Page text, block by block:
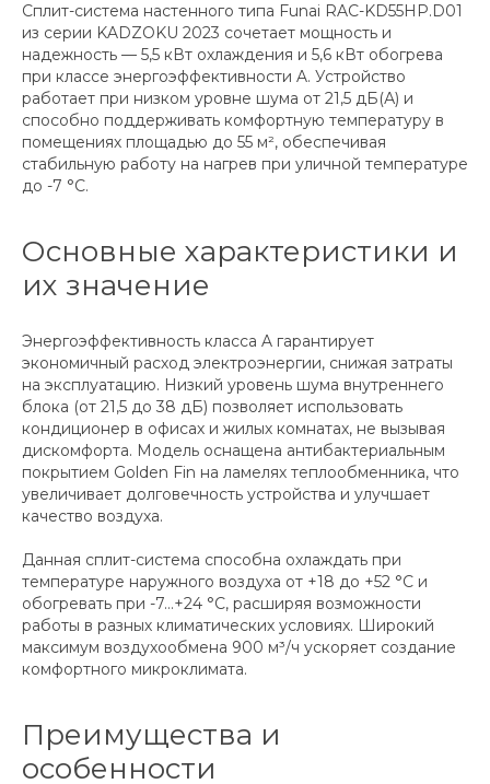
Сплит-система настенного типа Funai RAC-KD55HP.D01
из серии KADZOKU 2023 сочетает мощность и
надежность — 5,5 кВт охлаждения и 5,6 кВт обогрева
при классe энергоэффективности A. Устройство
работает при низком уровне шума от 21,5 дБ(А) и
способно поддерживать комфортную температуру в
помещениях площадью до 55 м², обеспечивая
стабильную работу на нагрев при уличной температуре
до -7 °C.
Основные характеристики и
их значение
Энергоэффективность класса A гарантирует
экономичный расход электроэнергии, снижая затраты
на эксплуатацию. Низкий уровень шума внутреннего
блока (от 21,5 до 38 дБ) позволяет использовать
кондиционер в офисах и жилых комнатах, не вызывая
дискомфорта. Модель оснащена антибактериальным
покрытием Golden Fin на ламелях теплообменника, что
увеличивает долговечность устройства и улучшает
качество воздуха.
Данная сплит-система способна охлаждать при
температуре наружного воздуха от +18 до +52 °C и
обогревать при -7…+24 °C, расширяя возможности
работы в разных климатических условиях. Широкий
максимум воздухообмена 900 м³/ч ускоряет создание
комфортного микроклимата.
Преимущества и
особенности